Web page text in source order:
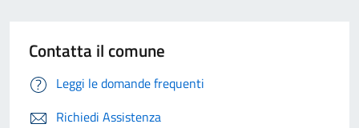
Contatta il comune
Leggi le domande frequenti
Richiedi Assistenza